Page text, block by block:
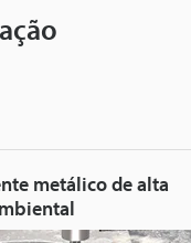
metálico de alta